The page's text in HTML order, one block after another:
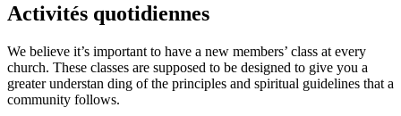
Activités quotidiennes
We believe it’s important to have a new members’ class at every
church. These classes are supposed to be designed to give you a
greater understan ding of the principles and spiritual guidelines that a
community follows.